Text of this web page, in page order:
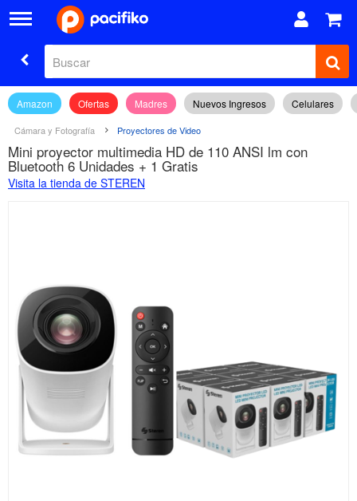
Amazon Ofertas Madres Nuevos Ingresos Celulares
Cámara y Fotografía Proyectores de Video
Mini proyector multimedia HD de 110 ANSI lm con
Bluetooth 6 Unidades + 1 Gratis
Visita la tienda de STEREN